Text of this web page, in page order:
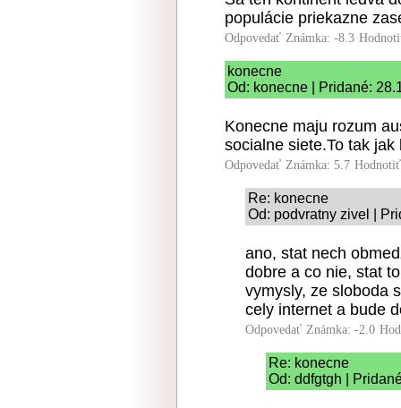
populácie priekazne
Odpovedať Známka: -8.3
konecne
Od: konecne | Pridané:
Konecne maju rozum
socialne siete.To tak
Odpovedať Známka: 5.7
Re: konecne
Od: podvratny zivel |
ano, stat nech
dobre a co nie, stat
vymysly, ze sloboda
cely internet a bude
Odpovedať Známka: -2.0
Re: konecne
Od: ddfgtgh |